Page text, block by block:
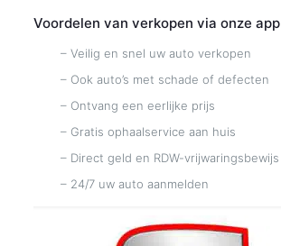
Voordelen van verkopen via onze app
– Veilig en snel uw auto verkopen
– Ook auto’s met schade of defecten
– Ontvang een eerlijke prijs
– Gratis ophaalservice aan huis
– Direct geld en RDW-vrijwaringsbewijs
– 24/7 uw auto aanmelden